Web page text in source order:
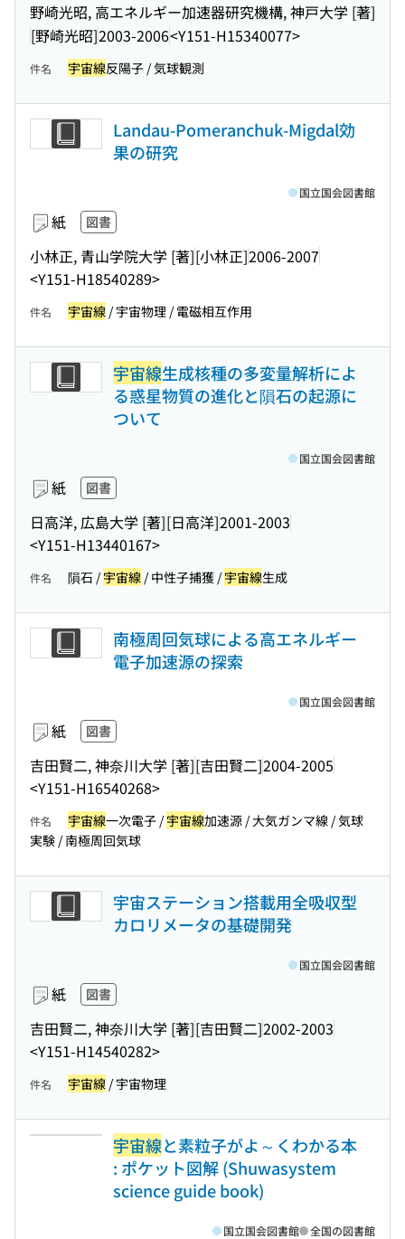
野崎光昭, 高エネルギー加速器研究機構, 神戸大学 [著]
[野崎光昭]2003-2006<Y151-H15340077>
件名 宇宙線反陽子 / 気球観測
Landau-Pomeranchuk-Migdal効
果の研究
紙 図書
小林正, 青山学院大学 [著][小林正]2006-2007
<Y151-H18540289>
国立国会図書館
件名 宇宙線 / 宇宙物理 / 電磁相互作用
宇宙線生成核種の多変量解析によ
る惑星物質の進化と隕石の起源に
ついて
紙 図書
日高洋, 広島大学 [著][日高洋]2001-2003
<Y151-H13440167>
国立国会図書館
件名 隕石 /宇宙線 / 中性子捕獲 /宇宙線生成
南極周回気球による高エネルギー
電子加速源の探索
紙 図書
吉田賢二, 神奈川大学 [著][吉田賢二]2004-2005
<Y151-H16540268>
国立国会図書館
件名 宇宙線一次電子 /宇宙線加速源 / 大気ガンマ線 / 気球
実験 / 南極周回気球
宇宙ステーション搭載用全吸収型
カロリメータの基礎開発
紙 図書
吉田賢二, 神奈川大学 [著][吉田賢二]2002-2003
<Y151-H14540282>
国立国会図書館
件名 宇宙線 / 宇宙物理
宇宙線と素粒子がよ～くわかる本
: ポケット図解 (Shuwasystem
science guide book)
国立国会図書館 全国の図書館